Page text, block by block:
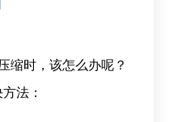
缩时，该怎么办呢？
法：